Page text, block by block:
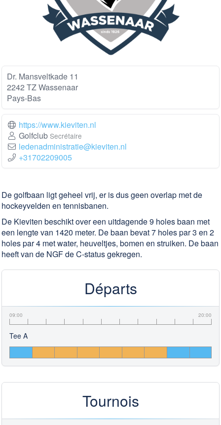
Dr. Mansveltkade 11
2242 TZ Wassenaar
Pays-Bas
https://www.kieviten.nl
Golfclub Secrétaire
ledenadministratie@kieviten.nl
+31702209005
De golfbaan ligt geheel vrij, er is dus geen overlap met de
hockeyvelden en tennisbanen.
De Kieviten beschikt over een uitdagende 9 holes baan met
een lengte van 1420 meter. De baan bevat 7 holes par 3 en 2
holes par 4 met water, heuveltjes, bomen en struiken. De baan
heeft van de NGF de C-status gekregen.
Départs
09:00 20:00
Tee A
Tournois